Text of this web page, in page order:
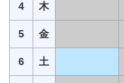
4 木
5 金
6 土